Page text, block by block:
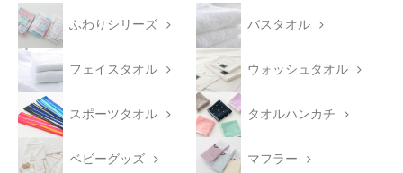
ふわりシリーズ バスタオル
フェイスタオル ウォッシュタオル
スポーツタオル タオルハンカチ
ベビーグッズ マフラー